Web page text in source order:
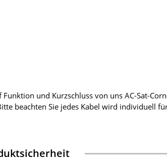
und Kurzschluss von uns AC-Sat-
beachten Sie jedes Kabel wird individuell